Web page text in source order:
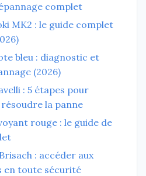
complet
MK2 : le guide complet
bleu : diagnostic et
(2026)
: 5 étapes pour
la panne
rouge : le guide de
: accéder aux
en toute sécurité